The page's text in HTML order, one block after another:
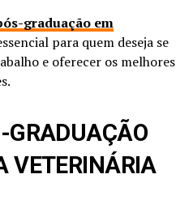
graduação em
para quem deseja se
e oferecer os melhores
GRADUAÇÃO
VETERINÁRIA